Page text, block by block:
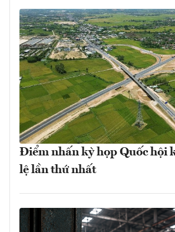
Điểm nhấn kỳ họp Quốc hội
lệ lần thứ nhất